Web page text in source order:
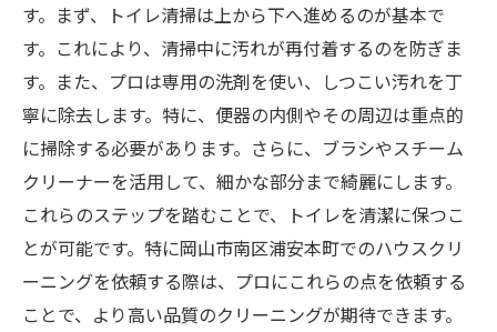
す。まず、トイレ清掃は上から下へ進めるのが基本で
す。これにより、清掃中に汚れが再付着するのを防ぎま
す。また、プロは専用の洗剤を使い、しつこい汚れを丁
寧に除去します。特に、便器の内側やその周辺は重点的
に掃除する必要があります。さらに、ブラシやスチーム
クリーナーを活用して、細かな部分まで綺麗にします。
これらのステップを踏むことで、トイレを清潔に保つこ
とが可能です。特に岡山市南区浦安本町でのハウスクリ
ーニングを依頼する際は、プロにこれらの点を依頼する
ことで、より高い品質のクリーニングが期待できます。